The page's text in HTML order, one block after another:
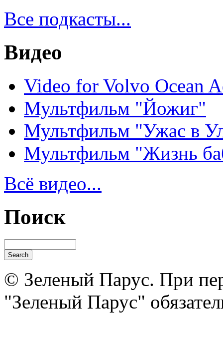
Все подкасты...
Видео
Video for Volvo Ocean
Мультфильм "Йожиг"
Мультфильм "Ужас в
Мультфильм "Жизнь
Всё видео...
Поиск
© Зеленый Парус. При
"Зеленый Парус"